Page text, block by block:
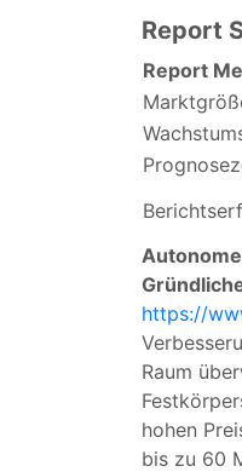
Report
Report
https://
Raum
hohen
bis zu 60